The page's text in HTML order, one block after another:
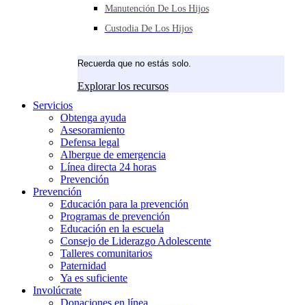
Manutención De Los Hijos
Custodia De Los Hijos
Recuerda que no estás solo.
Explorar los recursos
Servicios
Obtenga ayuda
Asesoramiento
Defensa legal
Albergue de emergencia
Línea directa 24 horas
Prevención
Prevención
Educación para la prevención
Programas de prevención
Educación en la escuela
Consejo de Liderazgo Adolescente
Talleres comunitarios
Paternidad
Ya es suficiente
Involúcrate
Donaciones en línea